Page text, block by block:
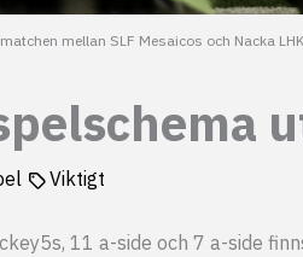
mellan SLF Mesaicos och Nacka
Viktigt
11 a-side och 7 a-side